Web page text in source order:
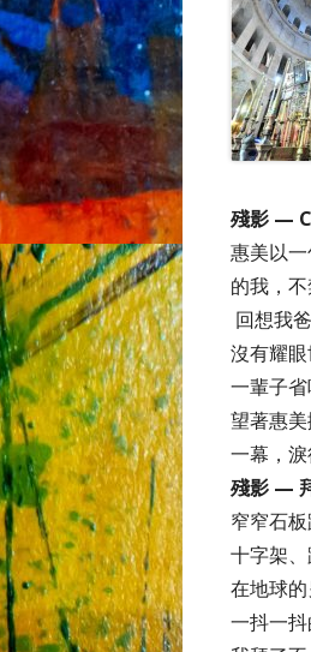
殘影 —
惠美以
的我，不
回想我
沒有耀眼
一輩子省
望著惠
一幕，淚
殘影 —
窄窄石
十字架
在地球
一抖一抖